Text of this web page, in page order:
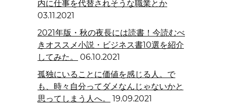
内に仕事を代替されそうな職業とか
03.11.2021
2021年版・秋の夜長には読書！今読むべ
きオススメ小説・ビジネス書10選を紹介
してみた。
06.10.2021
孤独にいることに価値を感じる人。で
も、時々自分ってダメなんじゃないかと
思ってしまう人へ。
19.09.2021